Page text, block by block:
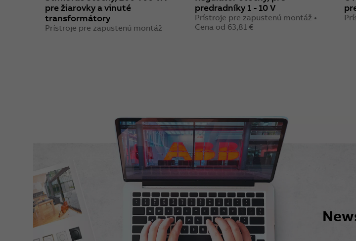
pre žiarovky a vinuté
transformátory
Prístroje pre zapustenú montáž
predradníky 1 - 10 V
Prístroje pre zapustenú montáž •
Cena od 63,81 €